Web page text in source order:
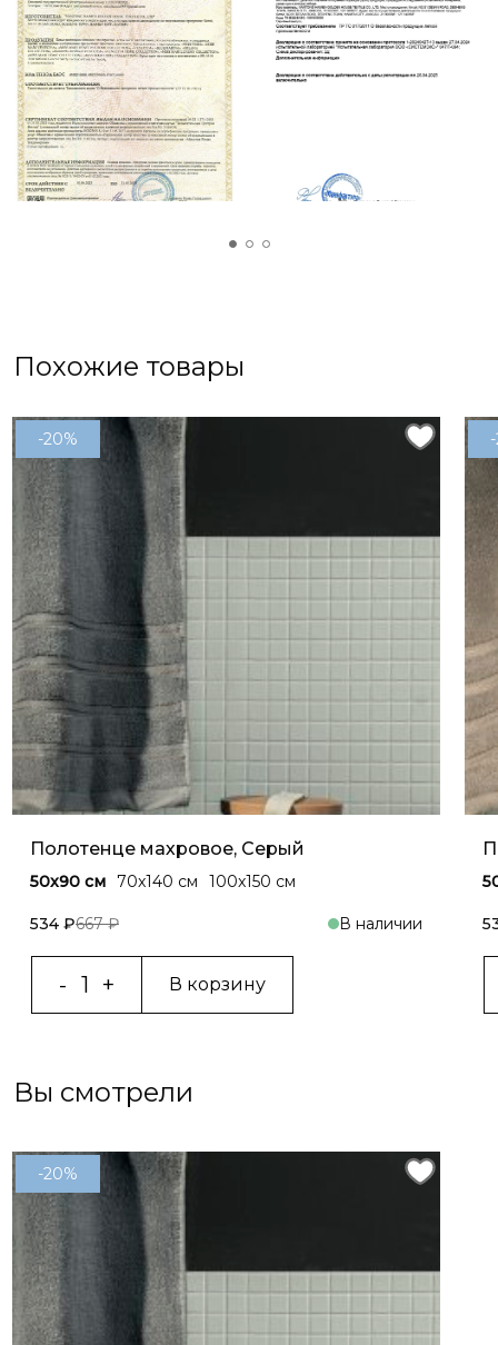
Похожие товары
-20%
Полотенце махровое, Серый
50x90 см 70x140 cм 100x150 cм
534 ₽667 ₽ В наличии
В корзину
Вы смотрели
-20%